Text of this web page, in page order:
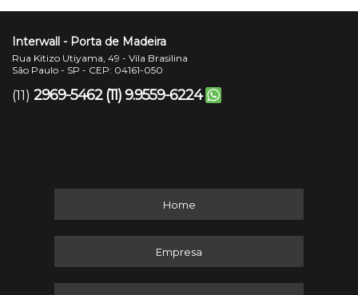
Interwall - Porta de Madeira
Rua Kitizo Utiyama, 49 - Vila Brasilina
São Paulo - SP - CEP: 04161-050
(11) 2969-5462 (11) 9.9559-6224
Home
Empresa